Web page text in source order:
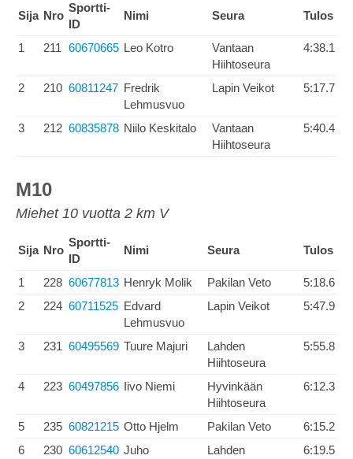
Sija Nro
Sportti-
ID
Nimi Seura Tulos
1 211 60670665 Leo Kotro
Vantaan
Hiihtoseura
4:38.1
2 210 60811247 Fredrik
Lehmusvuo
Lapin Veikot 5:17.7
3 212 60835878 Niilo Keskitalo
Vantaan
Hiihtoseura
5:40.4
M10
Miehet 10 vuotta 2 km V
Sija Nro
Sportti-
ID
Nimi Seura Tulos
1 228 60677813 Henryk Molik Pakilan Veto
5:18.6
2
224 60711525 Edvard
Lehmusvuo
Lapin Veikot 5:47.9
3 231 60495569 Tuure Majuri
Lahden
Hiihtoseura
5:55.8
4 223 60497856 Iivo Niemi
Hyvinkään
Hiihtoseura
6:12.3
5 235 60821215 Otto Hjelm Pakilan Veto
6:15.2
6
230 60612540 Juho
Lahden
6:19.5